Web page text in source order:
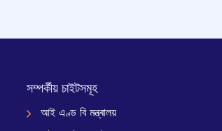
সম্পৰ্কীয় চাইটসমূহ
আই এণ্ড বি মন্ত্ৰালয়